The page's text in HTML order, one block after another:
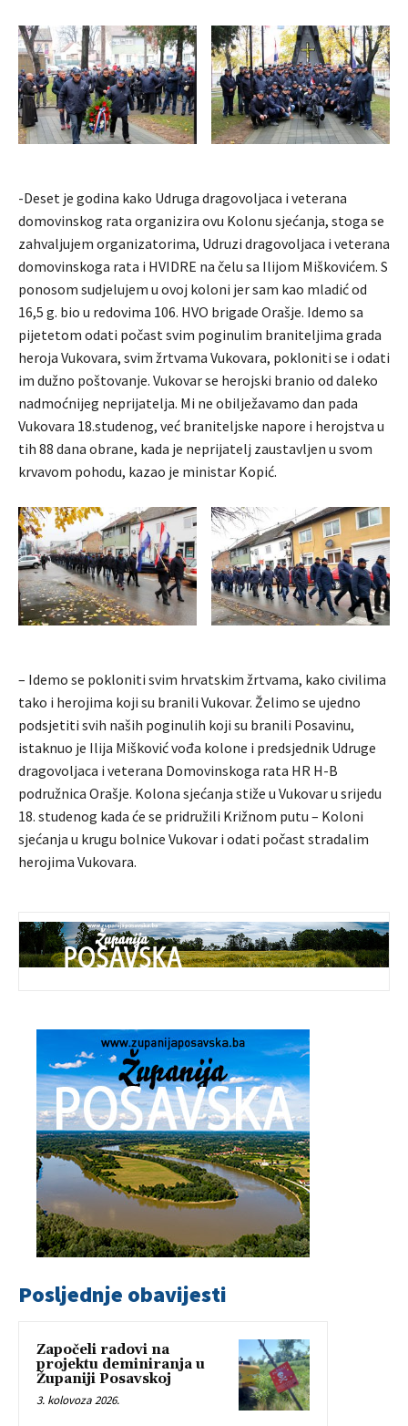
-Deset je godina kako Udruga dragovoljaca i veterana
domovinskog rata organizira ovu Kolonu sjećanja, stoga se
zahvaljujem organizatorima, Udruzi dragovoljaca i veterana
domovinskoga rata i HVIDRE na čelu sa Ilijom Miškovićem. S
ponosom sudjelujem u ovoj koloni jer sam kao mladić od
16,5 g. bio u redovima 106. HVO brigade Orašje. Idemo sa
pijetetom odati počast svim poginulim braniteljima grada
heroja Vukovara, svim žrtvama Vukovara, pokloniti se i odati
im dužno poštovanje. Vukovar se herojski branio od daleko
nadmoćnijeg neprijatelja. Mi ne obilježavamo dan pada
Vukovara 18.studenog, već braniteljske napore i herojstva u
tih 88 dana obrane, kada je neprijatelj zaustavljen u svom
krvavom pohodu, kazao je ministar Kopić.
– Idemo se pokloniti svim hrvatskim žrtvama, kako civilima
tako i herojima koji su branili Vukovar. Želimo se ujedno
podsjetiti svih naših poginulih koji su branili Posavinu,
istaknuo je Ilija Mišković vođa kolone i predsjednik Udruge
dragovoljaca i veterana Domovinskoga rata HR H-B
podružnica Orašje. Kolona sjećanja stiže u Vukovar u srijedu
18. studenog kada će se pridružili Križnom putu – Koloni
sjećanja u krugu bolnice Vukovar i odati počast stradalim
herojima Vukovara.
Posljednje obavijesti
Započeli radovi na
projektu deminiranja u
Županiji Posavskoj
3. kolovoza 2026.